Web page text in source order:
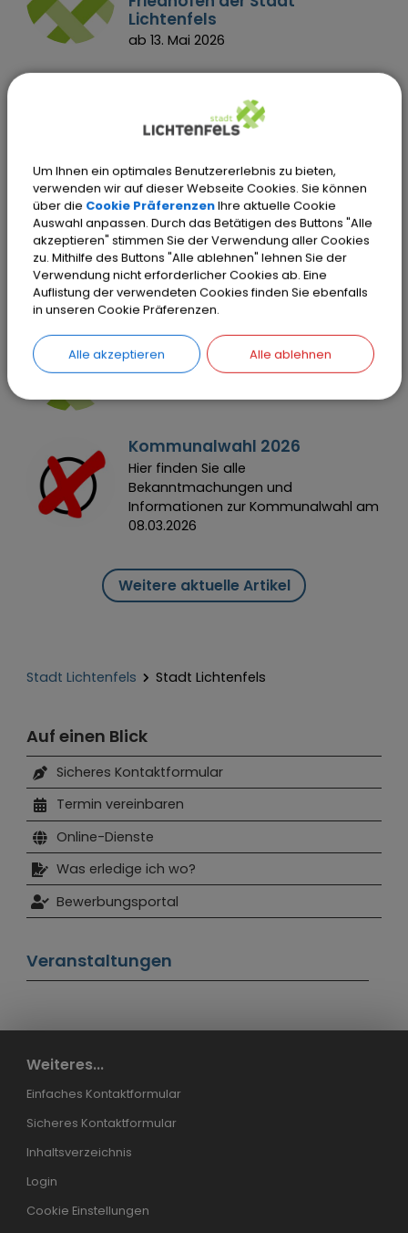
Stadt Lichtenfels Stadt Lichtenfels
Lichtenfels
ab 13. Mai 2026
Isling - Öffnungszeiten ab 20.
Juni 2026
Grüngutannahmestelle geöffnet.
„Zwischen Alltag und Glamour
– Modewelten der Barbie-
Puppe“
Ausstellung vom 25. Januar bis 6.
September 2026 im Stadtschloss.
Haushaltsplan
Hier finden Sie den aktuellen
Haushaltsplan
Kommunalwahl 2026
Hier finden Sie alle
Bekanntmachungen und
Informationen zur Kommunalwahl am
08.03.2026
Weitere aktuelle Artikel
Auf einen Blick
Sicheres Kontaktformular
Termin vereinbaren
Online-Dienste
Was erledige ich wo?
Bewerbungsportal
Veranstaltungen
Weiteres...
Einfaches Kontaktformular
Sicheres Kontaktformular
Inhaltsverzeichnis
Login
Cookie Einstellungen
Um Ihnen ein optimales Benutzererlebnis zu bieten,
verwenden wir auf dieser Webseite Cookies. Sie können
über die Cookie PräferenzenIhre aktuelle Cookie
Auswahl anpassen. Durch das Betätigen des Buttons "Alle
akzeptieren" stimmen Sie der Verwendung aller Cookies
zu. Mithilfe des Buttons "Alle ablehnen" lehnen Sie der
Verwendung nicht erforderlicher Cookies ab. Eine
Auflistung der verwendeten Cookies finden Sie ebenfalls
in unseren Cookie Präferenzen.
Alle akzeptieren Alle ablehnen